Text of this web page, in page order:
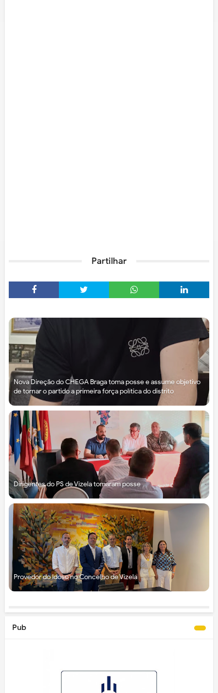
Partilhar
Nova Direção do CHEGA Braga toma posse e assume objetivo
de tornar o partido a primeira força política do distrito
Dirigentes do PS de Vizela tomaram posse
Provedor do Idoso no Concelho de Vizela
Pub